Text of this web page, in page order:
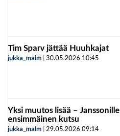
Tim Sparv jättää Huuhkajat
jukka_malm 30.05.2026 10:45
Yksi muutos lisää – Janssonille
ensimmäinen kutsu
jukka_malm 29.05.2026 09:14